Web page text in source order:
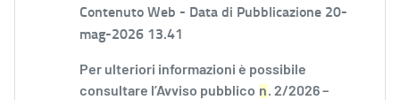
Contenuto Web - Data di Pubblicazione 20-
mag-2026 13.41
Per ulteriori informazioni è possibile
consultare l’Avviso pubblico n. 2/2026 –